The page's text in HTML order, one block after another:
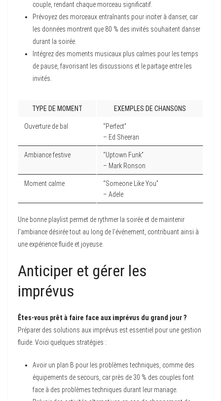
couple, rendant chaque morceau significatif.
Prévoyez des morceaux entraînants pour inciter à danser, car
les données montrent que 80 % des invités souhaitent danser
durant la soirée.
Intégrez des moments musicaux plus calmes pour les temps
de pause, favorisant les discussions et le partage entre les
invités.
TYPE DE MOMENT EXEMPLES DE CHANSONS
Ouverture de bal
“Perfect”
– Ed Sheeran
Ambiance festive
“Uptown Funk”
– Mark Ronson
Moment calme
“Someone Like You”
– Adele
Une bonne playlist permet de rythmer la soirée et de maintenir
l’ambiance désirée tout au long de l’événement, contribuant ainsi à
une expérience fluide et joyeuse.
Anticiper et gérer les
imprévus
Êtes-vous prêt à faire face aux imprévus du grand jour ?
Préparer des solutions aux imprévus est essentiel pour une gestion
fluide. Voici quelques stratégies :
Avoir un plan B pour les problèmes techniques, comme des
équipements de secours, car près de 30 % des couples font
face à des problèmes techniques durant leur mariage.